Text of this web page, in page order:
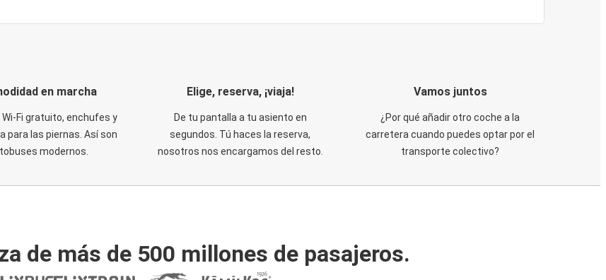
en marcha
Wi-Fi gratuito, enchufes y
para las piernas. Así son
modernos.
Elige, reserva, ¡viaja!
De tu pantalla a tu asiento en
segundos. Tú haces la reserva,
nosotros nos encargamos del resto.
Vamos juntos
¿Por qué añadir otro coche a la
carretera cuando puedes optar por el
transporte colectivo?
de más de 500 millones de pasajeros.